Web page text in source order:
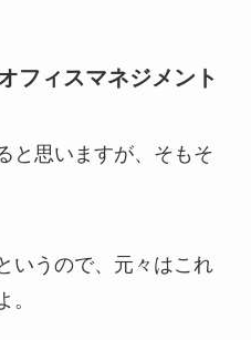
フィスマネジメント
思いますが、そもそ
いうので、元々はこれ
。